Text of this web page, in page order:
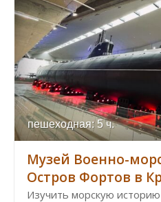
пешеходная: 5 ч.
Музей Военно-
Остров Фортов в
Изучить морскую